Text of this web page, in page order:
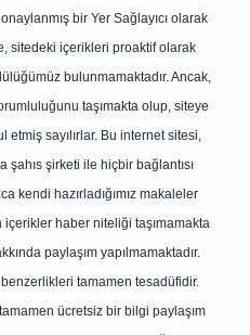
bir Yer Sağlayıcı olarak
sitedeki içerikleri proaktif olarak
bulunmamaktadır. Ancak,
taşımakta olup, siteye
sayılırlar. Bu internet sitesi,
şahıs şirketi ile hiçbir bağlantısı
kendi hazırladığımız makaleler
içerikler haber niteliği taşımamakta
paylaşım yapılmamaktadır.
tamamen tesadüfidir.
ücretsiz bir bilgi paylaşım